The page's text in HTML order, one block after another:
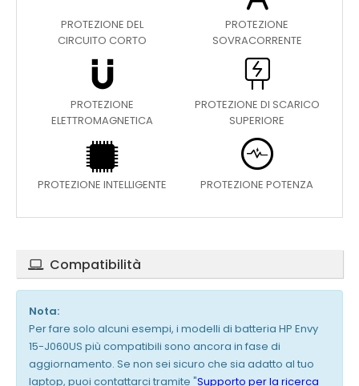
PROTEZIONE DEL
CIRCUITO CORTO
PROTEZIONE
SOVRACORRENTE
PROTEZIONE
ELETTROMAGNETICA
PROTEZIONE DI SCARICO
SUPERIORE
PROTEZIONE INTELLIGENTE PROTEZIONE POTENZA
Compatibilità
Nota:
Per fare solo alcuni esempi, i modelli di batteria HP Envy
15-J060US più compatibili sono ancora in fase di
aggiornamento. Se non sei sicuro che sia adatto al tuo
laptop, puoi contattarci tramite "Supporto per la ricerca